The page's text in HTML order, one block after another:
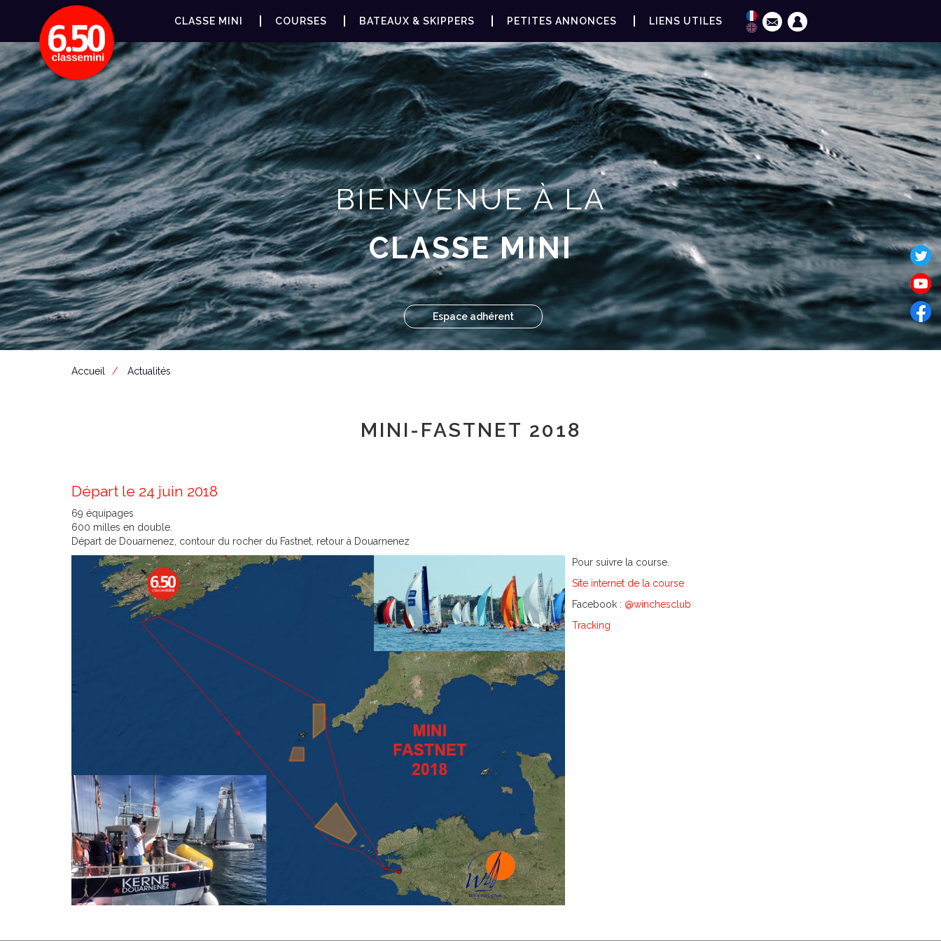
CLASSE MINI COURSES BATEAUX & SKIPPERS PETITES ANNONCES LIENS UTILES
BIENVENUE À LA
CLASSE MINI
Espace adhérent
Accueil Actualités
MINI-FASTNET 2018
Départ le 24 juin 2018
69 équipages
600 milles en double.
Départ de Douarnenez, contour du rocher du Fastnet, retour à Douarnenez
Pour suivre la course.
Site internet de la course
Facebook : @winchesclub
Tracking